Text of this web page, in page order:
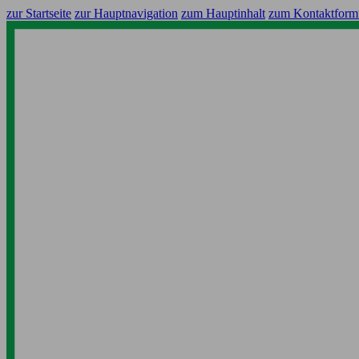
zur Startseite zur Hauptnavigation zum Hauptinhalt zum